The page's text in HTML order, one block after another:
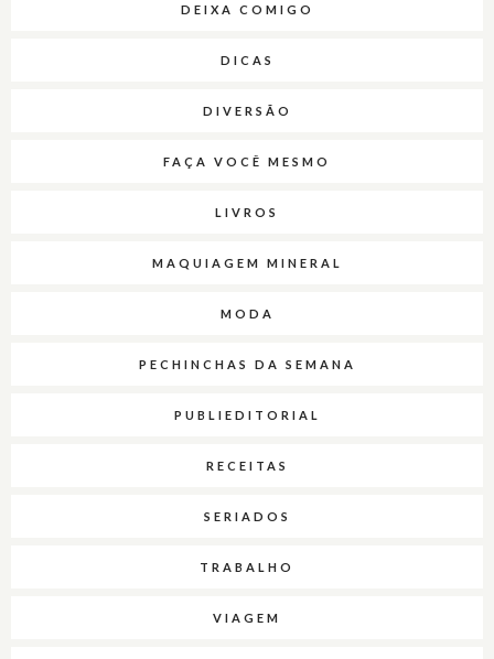
DEIXA COMIGO
DICAS
DIVERSÃO
FAÇA VOCÊ MESMO
LIVROS
MAQUIAGEM MINERAL
MODA
PECHINCHAS DA SEMANA
PUBLIEDITORIAL
RECEITAS
SERIADOS
TRABALHO
VIAGEM